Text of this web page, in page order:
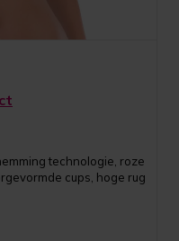
technologie, roze
cups, hoge rug